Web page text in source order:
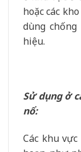
hoặc các
dùng
hiệu.
Sử dụng ở
nổ:
Các khu